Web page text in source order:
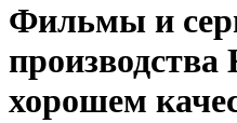
Фильмы и
хорошем